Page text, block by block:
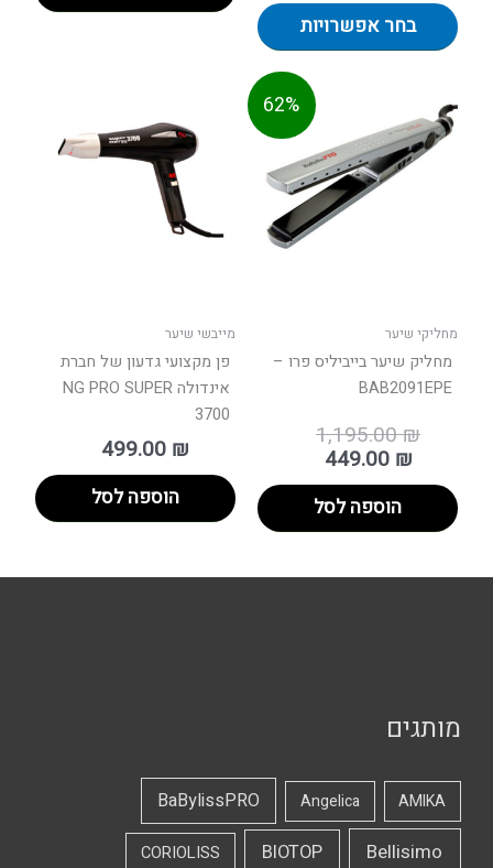
בחר אפשרויות
62%
מחליקי שיער
מחליק שיער בייביליס פרו –
BAB2091EPE
1,195.00₪
המקורי
היה:
449.00 ₪
הנוכחי
הוא:
הוספה לסל
מייבשי שיער
פן מקצועי גדעון של חברת
אינדולה NG PRO SUPER
3700
499.00 ₪
הוספה לסל
מותגים
AMIKA
Angelica
BaBylissPRO
Bellisimo
BIOTOP
CORIOLISS